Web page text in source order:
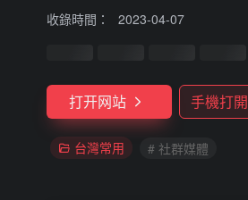
收錄時間： 2023-04-07
打开网站 手機打開
台灣常用 # 社群媒體